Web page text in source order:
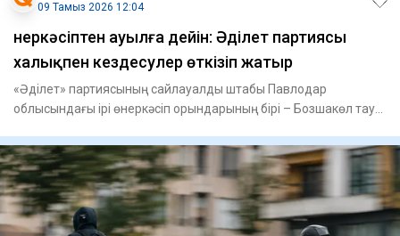
09 Тамыз 2026 12:04
Өнеркәсіптен ауылға дейін: Әділет партиясы
халықпен кездесулер өткізіп жатыр
«Әділет» партиясының сайлауалды штабы Павлодар
облысындағы ірі өнеркәсіп орындарының бірі – Бозшакөл тау-